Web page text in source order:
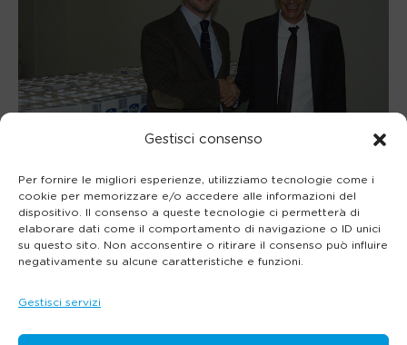
Gestisci consenso
Per fornire le migliori esperienze, utilizziamo tecnologie come i
cookie per memorizzare e/o accedere alle informazioni del
dispositivo. Il consenso a queste tecnologie ci permetterà di
elaborare dati come il comportamento di navigazione o ID unici
su questo sito. Non acconsentire o ritirare il consenso può influire
negativamente su alcune caratteristiche e funzioni.
Gestisci servizi